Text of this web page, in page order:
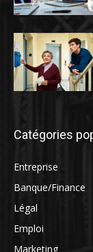
Catégories
Entreprise
Banque/Finance
Légal
Emploi
Marketing